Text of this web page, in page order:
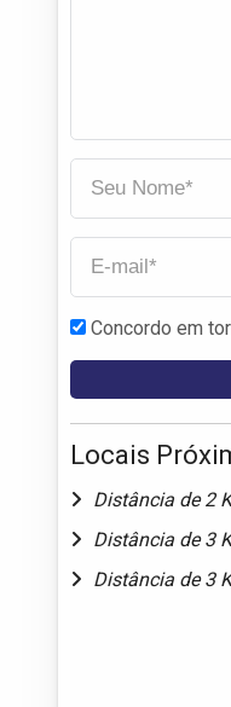
Concordo em
Locais
Distância de 2
Distância de 3
Distância de 3